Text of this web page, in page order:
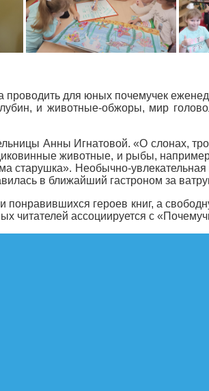
для юных почемучек
и животные-обжоры, мир
Анны Игнатовой. «О слонах,
животные, и рыбы,
старушка». Необычно-
в ближайший гастроном за
героев книг, а
ассоциируется с